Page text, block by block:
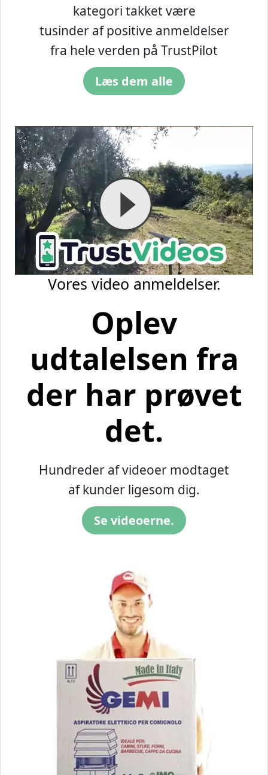
kategori takket være
tusinder af positive anmeldelser
fra hele verden på TrustPilot
Læs dem alle
Vores video anmeldelser.
Oplev
udtalelsen fra
der har prøvet
det.
Hundreder af videoer modtaget
af kunder ligesom dig.
Se videoerne.